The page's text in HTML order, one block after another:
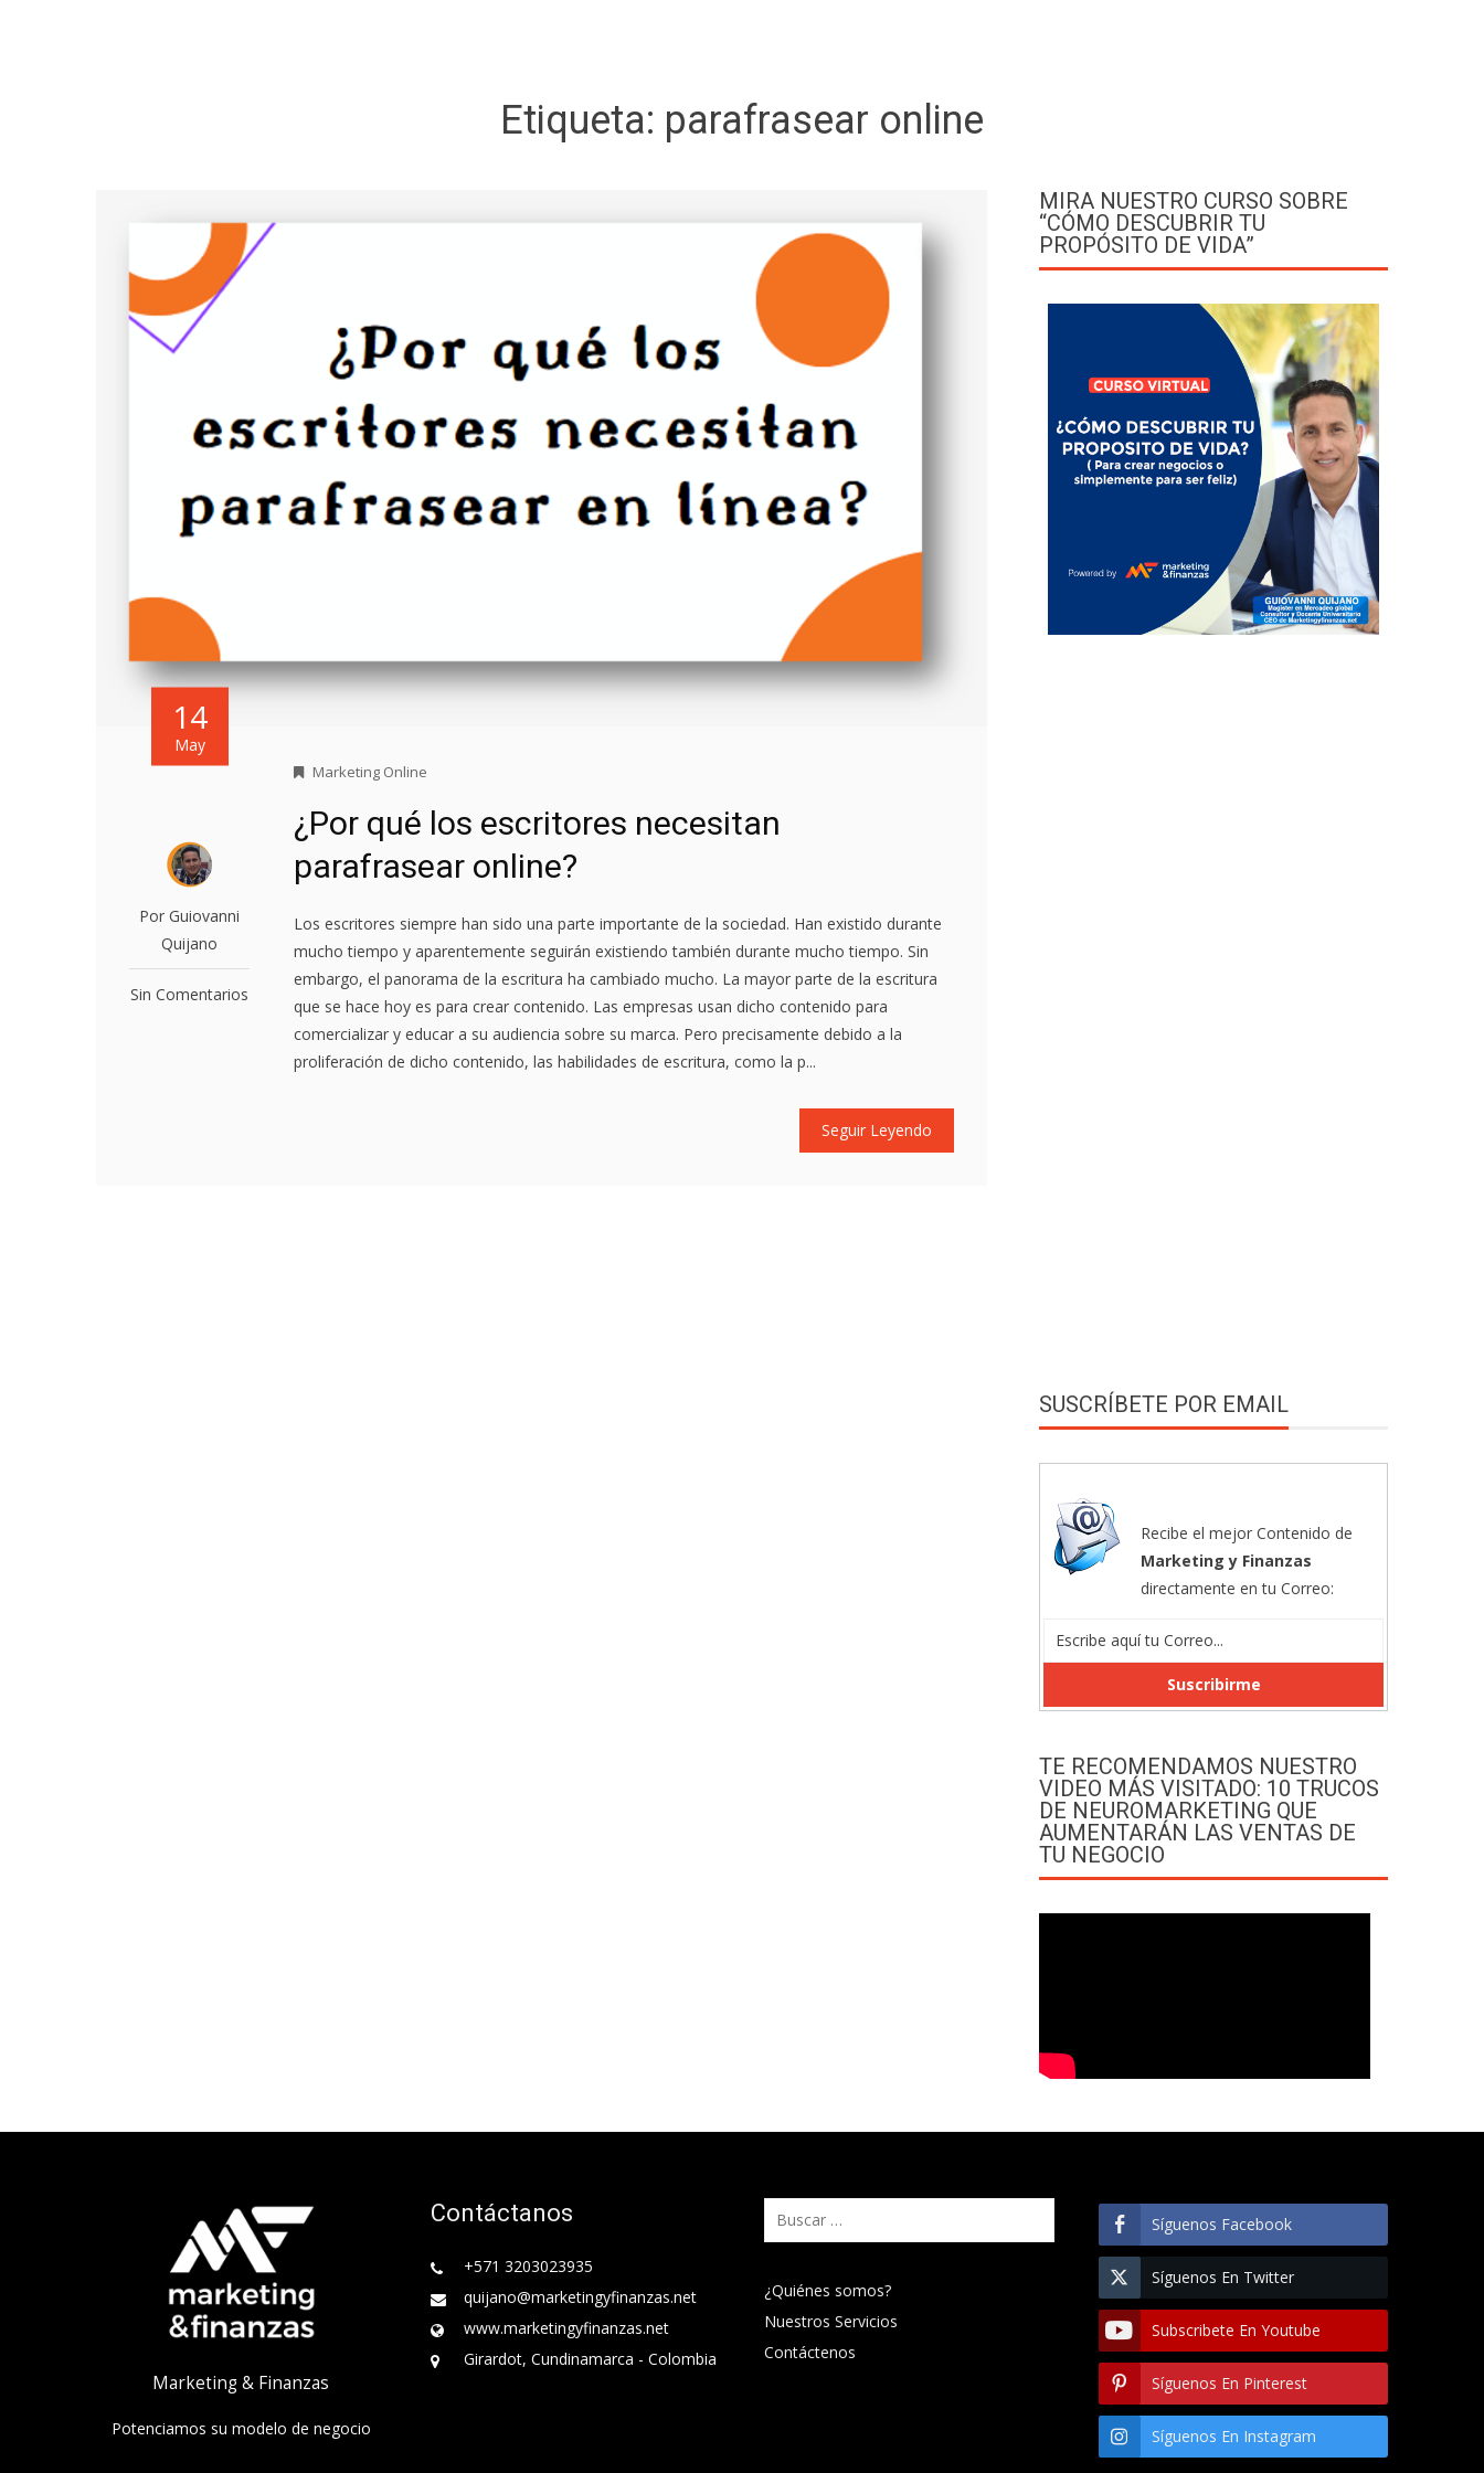
Etiqueta: parafrasear online
14
May
Por Guiovanni
Quijano
Sin Comentarios
Marketing Online
¿Por qué los escritores necesitan
parafrasear online?
Los escritores siempre han sido una parte importante de la sociedad. Han existido durante
mucho tiempo y aparentemente seguirán existiendo también durante mucho tiempo. Sin
embargo, el panorama de la escritura ha cambiado mucho. La mayor parte de la escritura
que se hace hoy es para crear contenido. Las empresas usan dicho contenido para
comercializar y educar a su audiencia sobre su marca. Pero precisamente debido a la
proliferación de dicho contenido, las habilidades de escritura, como la p...
Seguir Leyendo
MIRA NUESTRO CURSO SOBRE
“CÓMO DESCUBRIR TU
PROPÓSITO DE VIDA”
SUSCRÍBETE POR EMAIL
Recibe el mejor Contenido de
Marketing y Finanzas
directamente en tu Correo:
TE RECOMENDAMOS NUESTRO
VIDEO MÁS VISITADO: 10 TRUCOS
DE NEUROMARKETING QUE
AUMENTARÁN LAS VENTAS DE
TU NEGOCIO
Marketing & Finanzas
Potenciamos su modelo de negocio
Contáctanos
+571 3203023935
quijano@marketingyfinanzas.net
www.marketingyfinanzas.net
Girardot, Cundinamarca - Colombia
Buscar:
¿Quiénes somos?
Nuestros Servicios
Contáctenos
Síguenos Facebook
Síguenos En Twitter
Subscribete En Youtube
Síguenos En Pinterest
Síguenos En Instagram